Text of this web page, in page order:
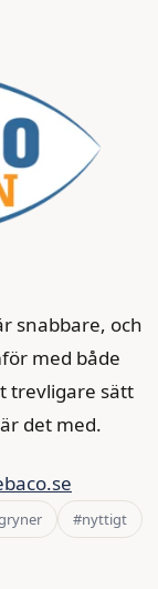
snabbare, och
med både
trevligare sätt
det med.
#nyttigt